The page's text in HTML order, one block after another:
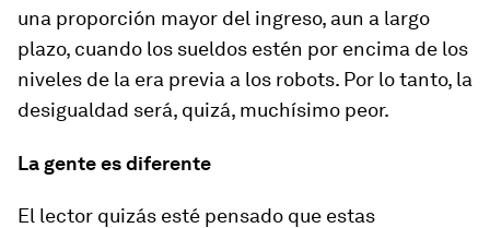
una proporción mayor del ingreso, aun a largo
plazo, cuando los sueldos estén por encima de los
niveles de la era previa a los robots. Por lo tanto, la
desigualdad será, quizá, muchísimo peor.
La gente es diferente
El lector quizás esté pensado que estas